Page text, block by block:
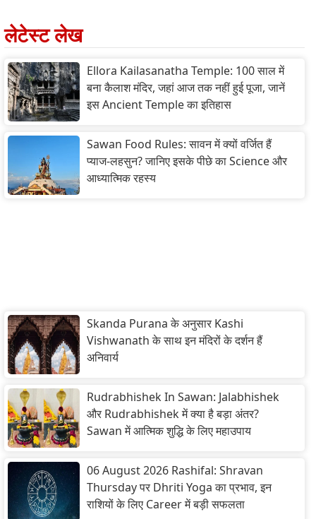
लेटेस्ट लेख
Ellora Kailasanatha Temple: 100 साल में
बना कैलाश मंदिर, जहां आज तक नहीं हुई पूजा, जानें
इस Ancient Temple का इतिहास
Sawan Food Rules: सावन में क्यों वर्जित हैं
प्याज-लहसुन? जानिए इसके पीछे का Science और
आध्यात्मिक रहस्य
Skanda Purana के अनुसार Kashi
Vishwanath के साथ इन मंदिरों के दर्शन हैं
अनिवार्य
Rudrabhishek In Sawan: Jalabhishek
और Rudrabhishek में क्या है बड़ा अंतर?
Sawan में आत्मिक शुद्धि के लिए महाउपाय
06 August 2026 Rashifal: Shravan
Thursday पर Dhriti Yoga का प्रभाव, इन
राशियों के लिए Career में बड़ी सफलता